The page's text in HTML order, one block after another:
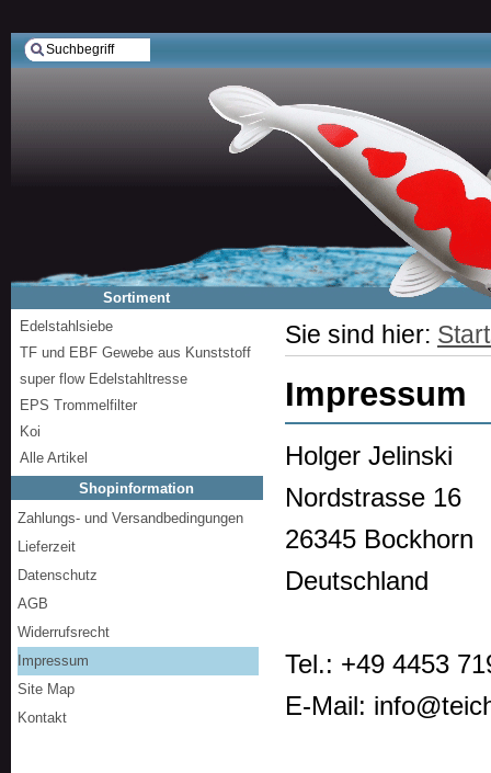
Sie sind hier:
Impressum
Holger Jelinski
Nordstrasse 16
26345 Bockhorn
Deutschland
Tel.: +49 4453
E-Mail:
Sortiment
Edelstahlsiebe
TF und EBF Gewebe aus Kunststoff
super flow Edelstahltresse
EPS Trommelfilter
Koi
Alle Artikel
Shopinformation
Zahlungs- und Versandbedingungen
Lieferzeit
Datenschutz
AGB
Widerrufsrecht
Impressum
Site Map
Kontakt